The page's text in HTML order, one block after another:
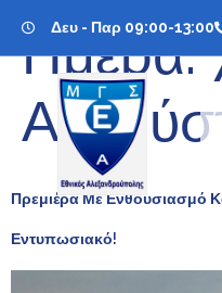
Δευ - Παρ 09:00-13:00
Ημέρα:
Πρεμιέρα Με Ενθουσιασμό
Εντυπωσιακό!